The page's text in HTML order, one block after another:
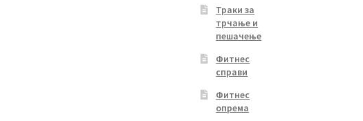
Траки за
трчање и
пешачење
Фитнес
справи
Фитнес
опрема